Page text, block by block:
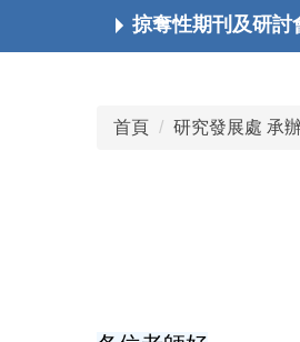
掠奪性期刊及研討
首頁 研究發展處 承